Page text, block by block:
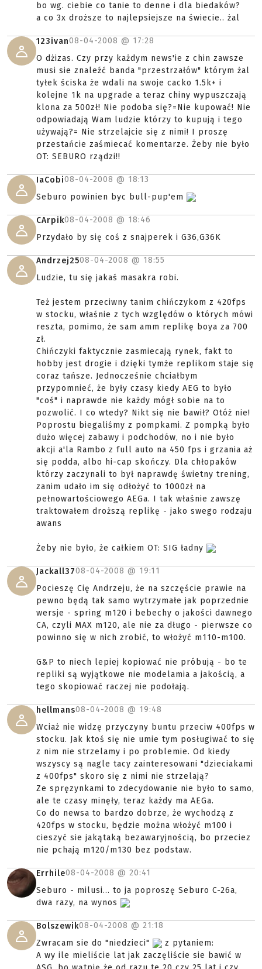
bo wg. ciebie co tanie to denne i dla biedaków?
a co 3x droższe to najlepsiejsze na świecie.. żal
123ivan08-04-2008 @ 17:28
O dżizas. Czy przy każdym news'ie z chin zawsze
musi sie znaleźć banda "przestrzałów" którym żal
tyłek ściska że wdali na swoje cacko 1.5k+ i
kolejne 1k na upgrade a teraz chiny wypuszczają
klona za 500zł! Nie podoba się?=Nie kupować! Nie
odpowiadają Wam ludzie którzy to kupują i tego
używają?= Nie strzelajcie się z nimi! I proszę
przestańcie zaśmiecać komentarze. Żeby nie było
OT: SEBURO rządzi!!
IaCobi08-04-2008 @ 18:13
Seburo powinien byc bull-pup'em
CArpik08-04-2008 @ 18:46
Przydało by się coś z snajperek i G36,G36K
Andrzej2508-04-2008 @ 18:55
Ludzie, tu się jakaś masakra robi.
Też jestem przeciwny tanim chińczykom z 420fps
w stocku, właśnie z tych względów o których mówi
reszta, pomimo, że sam amm replikę boya za 700
zł.
Chińczyki faktycznie zasmiecają rynek, fakt to
hobby jest drogie i dzięki tymże replikom staje się
coraz tańsze. Jednocześnie chciałbym
przypomnieć, że były czasy kiedy AEG to było
"coś" i naprawde nie każdy mógł sobie na to
pozwolić. I co wtedy? Nikt się nie bawił? Otóż nie!
Poprostu biegaliśmy z pompkami. Z pompką było
dużo więcej zabawy i podchodów, no i nie było
akcji a'la Rambo z full auto na 450 fps i grzania aż
się podda, albo hi-cap skończy. Dla chłopaków
którzy zaczynali to był naprawdę świetny trening,
zanim udało im się odłożyć to 1000zł na
pełnowartościowego AEGa. I tak właśnie zawszę
traktowałem droższą replikę - jako swego rodzaju
awans
Żeby nie było, że całkiem OT: SIG ładny
Jackall3708-04-2008 @ 19:11
Pocieszę Cię Andrzeju, że na szczęście prawie na
pewno będą tak samo wytrzymałe jak poprzednie
wersje - spring m120 i bebechy o jakości dawnego
CA, czyli MAX m120, ale nie za długo - pierwsze co
powinno się w nich zrobić, to włożyć m110-m100.
G&P to niech lepiej kopiować nie próbują - bo te
repliki są wyjątkowe nie modelamia a jakością, a
tego skopiować raczej nie podołają.
hellmans08-04-2008 @ 19:48
Wciaż nie widzę przyczyny buntu przeciw 400fps w
stocku. Jak ktoś się nie umie tym posługiwać to się
z nim nie strzelamy i po problemie. Od kiedy
wszyscy są nagle tacy zainteresowani "dzieciakami
z 400fps" skoro się z nimi nie strzelają?
Ze spręzynkami to zdecydowanie nie było to samo,
ale te czasy minęły, teraz każdy ma AEGa.
Co do newsa to bardzo dobrze, że wychodzą z
420fps w stocku, będzie można włożyć m100 i
cieszyć sie jakątaką bezawaryjnością, bo przeciez
nie pchają m120/m130 bez podstaw.
Errhile08-04-2008 @ 20:41
Seburo - milusi... to ja poproszę Seburo C-26a,
dwa razy, na wynos
Bolszewik08-04-2008 @ 21:18
Zwracam sie do "niedzieci"
z pytaniem:
A wy ile mieliście lat jak zaczęliście sie bawić w